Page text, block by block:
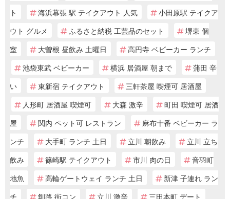
ト
海浜幕張 駅 テイクアウト 人気
小田原駅 テイクア
ウト グルメ
ふるさと納税 工芸品のセット
堺東 個
室
大曽根 昼飲み 土曜日
高円寺 ベビーカー ランチ
池袋東武 ベビーカー
横浜 居酒屋 朝まで
蒲田 辛
い
東新宿 テイクアウト
三軒茶屋 喫煙可 居酒屋
人形町 居酒屋 喫煙可
大森 激辛
町田 喫煙可 居酒
屋
関内 ペット可 レストラン
麻布十番 ベビーカー ラ
ンチ
大手町 ランチ 土日 立川 朝飲み
立川 立ち
飲み
篠崎駅 テイクアウト 市川 肉の日
音羽町
地魚
高輪ゲートウェイ ランチ 土日
新津 子連れ ラン
チ
釧路 街コン 立川 激辛 三田本町 デート